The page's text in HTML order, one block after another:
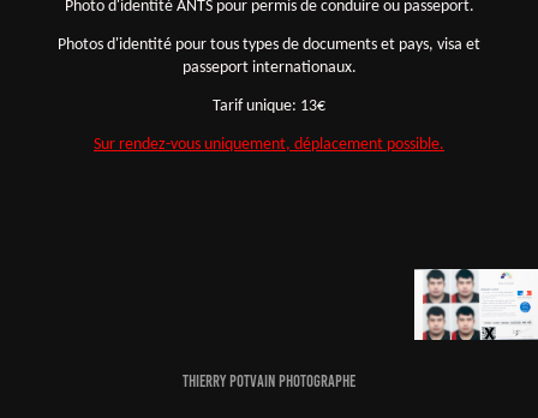
Photo d'identité ANTS pour permis de conduire ou passeport.
Photos d'identité pour tous types de documents et pays, visa et
passeport internationaux.
Tarif unique: 13€
Sur rendez-vous uniquement, déplacement possible.
Thierry Potvain Photographe